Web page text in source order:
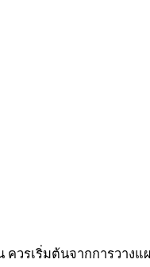
วรเริ่มต้นจากการวา